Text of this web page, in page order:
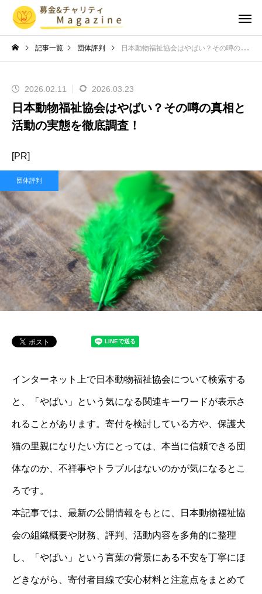
記事一覧 団体評判 日本動物福祉協会はやばい？その噂の真相と活動の実態を徹底調査！
2026.02.11 2026.03.23
日本動物福祉協会はやばい？その噂の真相と
活動の実態を徹底調査！
[PR]
団体評判
インターネット上で日本動物福祉協会について検索する
と、「やばい」という気になる関連キーワードが表示さ
れることがあります。寄付を検討している方や、保護犬
猫の里親になりたい方にとっては、本当に信頼できる団
体なのか、不祥事やトラブルはないのかが気になるとこ
ろです。
本記事では、最新の公開情報をもとに、日本動物福祉協
会の組織概要や財務、評判、活動内容を多角的に整理
し、「やばい」という言葉の背景にある不安を丁寧にほ
どきながら、寄付者目線で安心材料と注意点をまとめて